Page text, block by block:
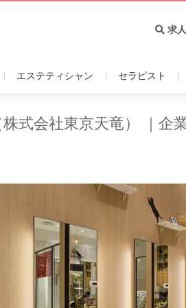
求
エステティシャン セラピスト
式会社東京天竜） ｜企